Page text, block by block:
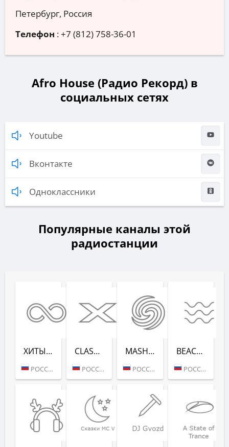
Петербург, Россия
Телефон :+7 (812) 758-36-01
Afro House (Радио Рекорд) в
социальных сетях
Youtube
Вконтакте
Одноклассники
Популярные каналы этой
радиостанции
ХИТЫ ВСЕХ ВРЕ­МЕН (RADIO RECORD)
РОССИЯ (МОСКВА)
CLASSIX (RADIO RECORD)
РОССИЯ (МОСКВА)
MASHUP (РАДИО РЕКОРД)
РОССИЯ (МОСКВА)
BEACH PARTY (РАДИО РЕКОРД)
РОССИЯ (САНКТ-ПЕТЕРБУРГ)